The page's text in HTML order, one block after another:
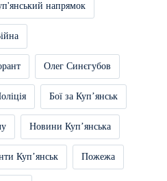
напрямок
Олег Синєгубов
Бої за Купʼянськ
Новини Купʼянська
Купʼянськ Пожежа